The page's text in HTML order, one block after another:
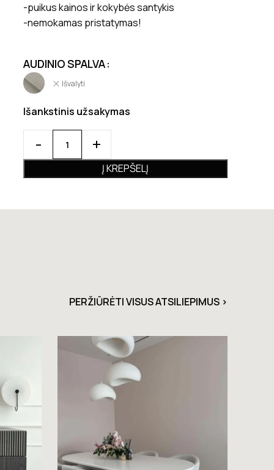
-puikus kainos ir kokybės santykis
-nemokamas pristatymas!
AUDINIO SPALVA
Išvalyti
Išankstinis užsakymas
Į KREPŠELĮ
PERŽIŪRĖTI VISUS ATSILIEPIMUS >